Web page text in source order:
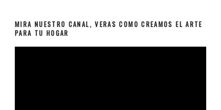
MIRA NUESTRO CANAL, VERAS COMO CREAMOS EL ARTE
PARA TU HOGAR